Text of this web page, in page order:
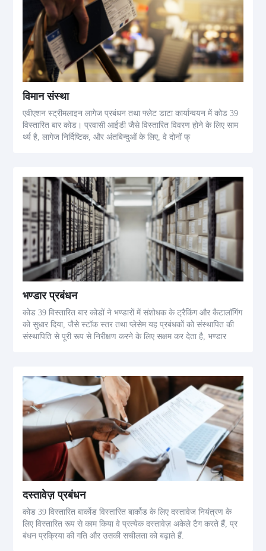
विमान संस्था
एवीएशन स्ट्रीमलाइन लागेज प्रबंधन तथा फ्लेट डाटा कार्यान्वयन में कोड 39
विस्तारित बार कोड। प्रवासी आईडी जैसे विस्तारित विवरण होने के लिए साम
र्थ्य है, लागेज निर्दिष्टिक, और अंतबिन्दुओं के लिए, वे दोनों फ्
भण्डार प्रबंधन
कोड 39 विस्तारित बार कोडों ने भण्डारों में संशोधक के ट्रैकिंग और कैटालॉगिंग
को सुधार दिया, जैसे स्टॉक स्तर तथा प्लेसेम यह प्रबंधकों को संस्थापित की
संस्थापिति से पूरी रूप से निरीक्षण करने के लिए सक्षम कर देता है, भण्डार
दस्तावेज़ प्रबंधन
कोड 39 विस्तारित बार्कोड विस्तारित बार्कोड के लिए दस्तावेज नियंत्रण के
लिए विस्तारित रूप से काम किया वे प्रत्येक दस्तावेज़ अकेले टैग करते हैं, प्र
बंधन प्रक्रिया की गति और उसकी सचीलता को बढ़ाते हैं.